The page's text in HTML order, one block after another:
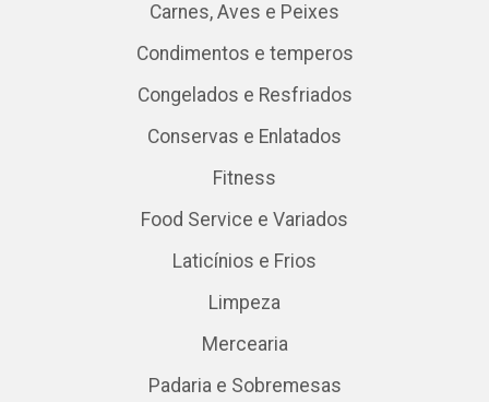
Carnes, Aves e Peixes
Condimentos e temperos
Congelados e Resfriados
Conservas e Enlatados
Fitness
Food Service e Variados
Laticínios e Frios
Limpeza
Mercearia
Padaria e Sobremesas